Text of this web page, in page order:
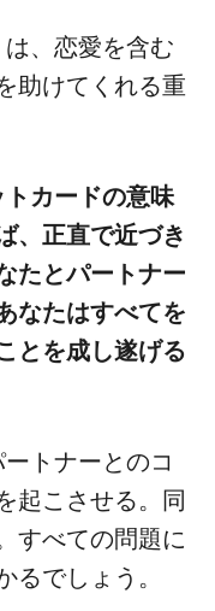
、恋愛を含む
助けてくれる重
カードの意味
、正直で近づき
たとパートナー
なたはすべてを
とを成し遂げる
トナーとのコ
起こさせる。同
すべての問題に
るでしょう。